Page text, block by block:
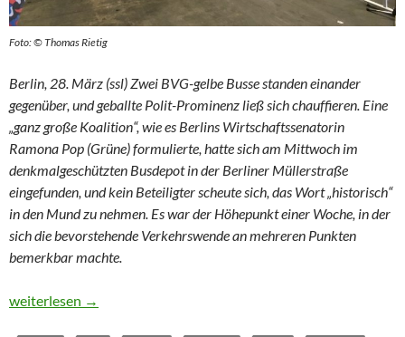
Foto: © Thomas Rietig
Berlin, 28. März (ssl) Zwei BVG-gelbe Busse standen einander
gegenüber, und geballte Polit-Prominenz ließ sich chauffieren. Eine
„ganz große Koalition“, wie es Berlins Wirtschaftssenatorin
Ramona Pop (Grüne) formulierte, hatte sich am Mittwoch im
denkmalgeschützten Busdepot in der Berliner Müllerstraße
eingefunden, und kein Beteiligter scheute sich, das Wort „historisch“
in den Mund zu nehmen. Es war der Höhepunkt einer Woche, in der
sich die bevorstehende Verkehrswende an mehreren Punkten
bemerkbar machte.
Ein Selfie mit dem Abbiege-Assistenten
weiterlesen →